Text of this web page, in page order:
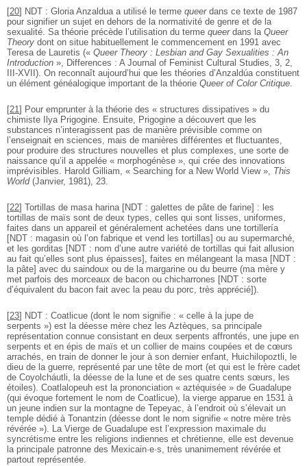
[20] NDT : Gloria Anzaldua a utilisé le terme queerdans ce texte de 1987
pour signifier un sujet en dehors de la normativité de genre et de la
sexualité. Sa théorie précède l’utilisation du terme queerdans la Queer
Theory dont on situe habituellement le commencement en 1991 avec
Teresa de Lauretis (« Queer Theory : Lesbian and Gay Sexualities : An
Introduction », Differences : A Journal of Feminist Cultural Studies, 3, 2,
III-XVII). On reconnaît aujourd’hui que les théories d’Anzaldúa constituent
un élément généalogique important de la théorie Queer of Color Critique
[21] Pour emprunter à la théorie des « structures dissipatives » du
chimiste Ilya Prigogine. Ensuite, Prigogine a découvert que les
substances n’interagissent pas de manière prévisible comme on
l’enseignait en sciences, mais de manières différentes et fluctuantes,
pour produire des structures nouvelles et plus complexes, une sorte de
naissance qu’il a appelée « morphogénèse », qui crée des innovations
imprévisibles. Harold Gilliam, « Searching for a New World View », This
World(Janvier, 1981), 23.
[22] Tortillas de masa harina [NDT : galettes de pâte de farine] : les
tortillas de maïs sont de deux types, celles qui sont lisses, uniformes,
faites dans un appareil et généralement achetées dans une tortillería
[NDT : magasin où l’on fabrique et vend les tortillas] ou au supermarché,
et les gorditas [NDT : nom d’une autre variété de tortillas qui fait allusion
au fait qu’elles sont plus épaisses], faites en mélangeant la masa [NDT :
la pâte] avec du saindoux ou de la margarine ou du beurre (ma mère y
met parfois des morceaux de bacon ou chicharrones [NDT : sorte
d’équivalent du bacon fait avec la peau du porc, très apprécié]).
[23] NDT : Coatlicue (dont le nom signifie : « celle à la jupe de
serpents ») est la déesse mère chez les Aztèques, sa principale
représentation connue consistant en deux serpents affrontés, une jupe en
serpents et en épis de maïs et un collier de mains coupées et de cœurs
arrachés, en train de donner le jour à son dernier enfant, Huichilopoztli, le
dieu de la guerre, représenté par une tête de mort (et qui est le frère cadet
de Coyolcháutli, la déesse de la lune et de ses quatre cents sœurs, les
étoiles). Coatlalopeuh est la prononciation « aztéquisée » de Guadalupe
(qui évoque fortement le nom de Coatlicue), la vierge apparue en 1531 à
un jeune indien sur la montagne de Tepeyac, à l’endroit où s’élevait un
temple dédié à Tonantzin (déesse dont le nom signifie « notre mère très
révérée »). La Vierge de Guadalupe est l’expression maximale du
syncrétisme entre les religions indiennes et chrétienne, elle est devenue
la principale patronne des Mexicain·e·s, très unanimement révérée et
partout représentée.